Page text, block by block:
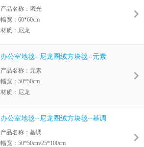
产品名称：曦光
幅宽：60*60cm
材质：尼龙
绒重：770g/m2
办公室地毯--尼龙圈绒方块毯--元素
产品名称：元素
幅宽：50*50cm
材质：尼龙
绒重：570g/m2
办公室地毯--尼龙圈绒方块毯--基调
产品名称：基调
幅宽：50*50cm/25*100cm